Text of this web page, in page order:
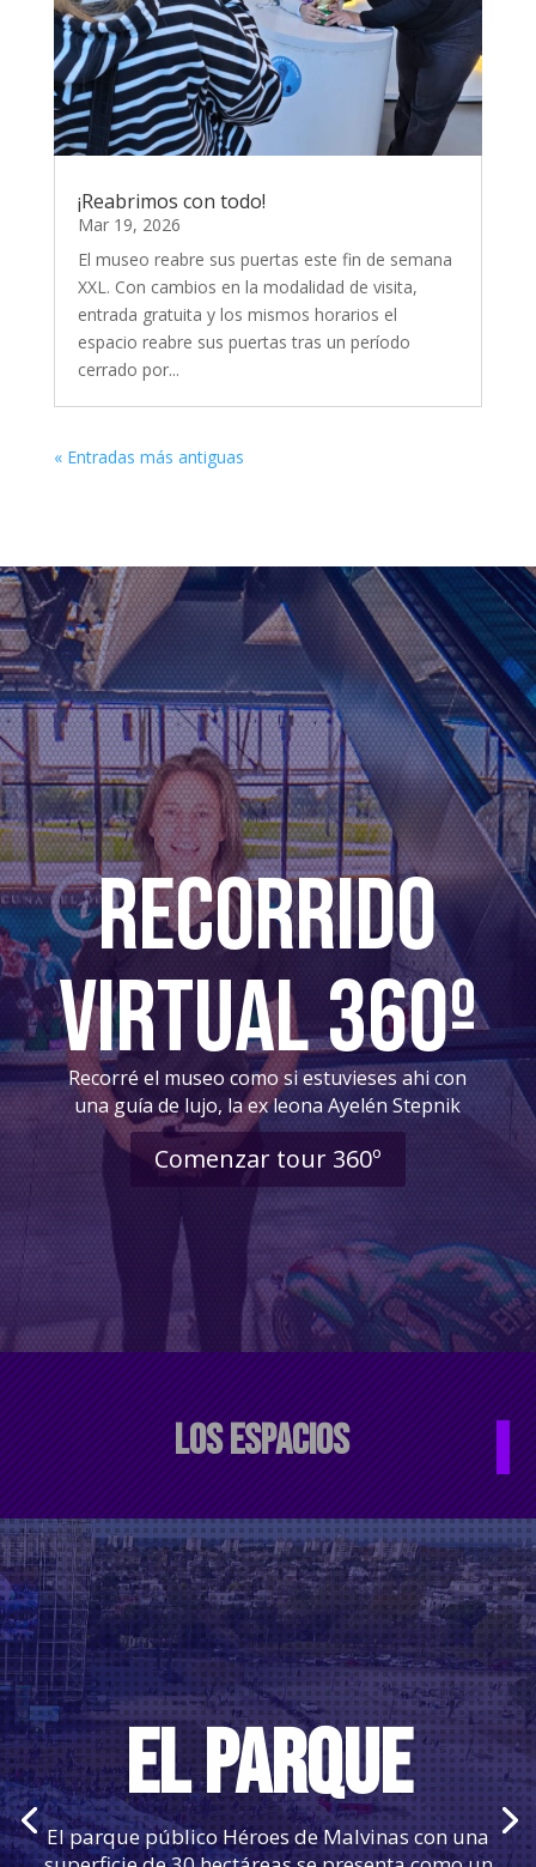
¡Reabrimos con todo!
Mar 19, 2026
El museo reabre sus puertas este fin de semana
XXL. Con cambios en la modalidad de visita,
entrada gratuita y los mismos horarios el
espacio reabre sus puertas tras un período
cerrado por...
« Entradas más antiguas
RECORRIDO
VIRTUAL 360º
Recorré el museo como si estuvieses ahi con
una guía de lujo, la ex leona Ayelén Stepnik
Comenzar tour 360º
LOS ESPACIOS
HALL DE INGRESO